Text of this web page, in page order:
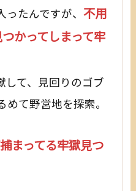
たんですが、 不用
かってしまって牢
して、見回りのゴブ
て野営地を探索。
まってる牢獄見つ